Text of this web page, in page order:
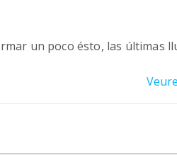
un poco ésto, las últimas